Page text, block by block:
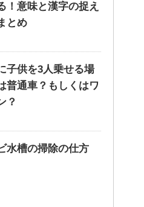
！意味と漢字の捉え
とめ
子供を3人乗せる場
普通車？もしくはワ
？
水槽の掃除の仕方